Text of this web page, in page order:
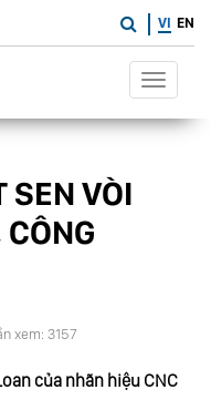
VI EN
Toggle
SEN VÒI
xem: 3157
của nhãn hiệu CNC